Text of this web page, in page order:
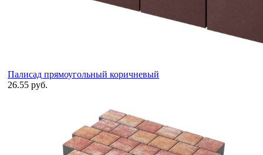
Палисад прямоугольный коричневый
26.55 руб.